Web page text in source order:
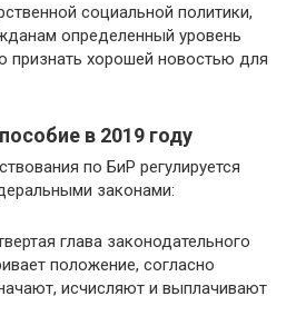
социальной политики,
определенный уровень
хорошей новостью для
в 2019 году
по БиР регулируется
законами:
глава законодательного
положение, согласно
исчисляют и выплачивают